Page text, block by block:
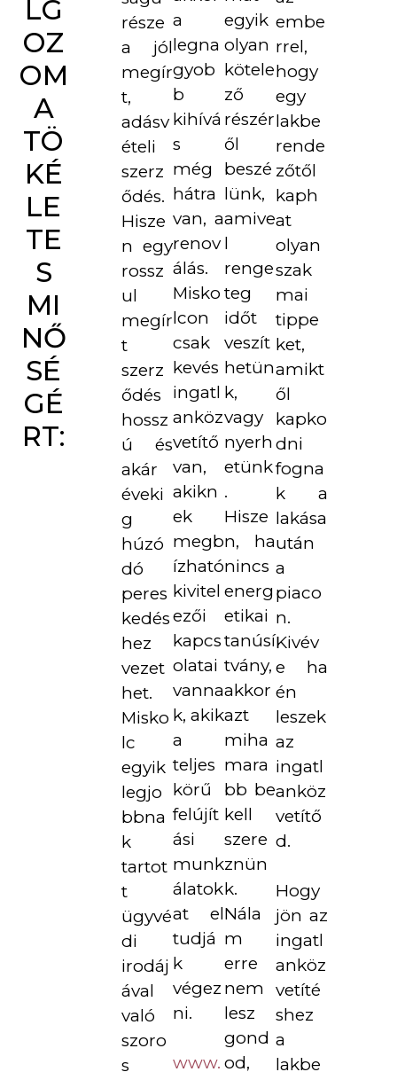
LG
OZ
OM
A
TÖ
KÉ
LE
TE
S
MI
NŐ
SÉ
GÉ
RT:
része
a jól
megír
t,
adásv
ételi
szerz
ődés.
Hisze
n egy
rossz
ul
megír
t
szerz
ődés
hossz
ú és
akár
éveki
g
húzó
dó
peres
kedés
hez
vezet
het.
Misko
lc
egyik
legjo
bbna
k
tartot
t
ügyvé
di
irodáj
ával
való
szoro
s
a
legna
gyob
b
kihívá
s
még
hátra
van, a
renov
álás.
Misko
lcon
csak
kevés
ingatl
anköz
vetítő
van,
akikn
ek
megb
ízható
kivitel
ezői
kapcs
olatai
vanna
k, akik
a
teljes
körű
felújít
ási
munk
álatok
at el
tudjá
k
végez
ni.
www.
egyik
olyan
kötele
ző
részér
ől
beszé
lünk,
amive
l
renge
teg
időt
veszít
hetün
k,
vagy
nyerh
etünk
.
Hisze
n, ha
nincs
energ
etikai
tanúsí
tvány,
akkor
azt
miha
mara
bb be
kell
szere
znün
k.
Nála
m
erre
nem
lesz
gond
od,
embe
rrel,
hogy
egy
lakbe
rende
zőtől
kaph
at
olyan
szak
mai
tippe
ket,
amikt
ől
kapko
dni
fogna
k a
lakása
után
a
piaco
n.
Kivév
e ha
én
leszek
az
ingatl
anköz
vetítő
d.
Hogy
jön az
ingatl
anköz
vetíté
shez
a
lakbe